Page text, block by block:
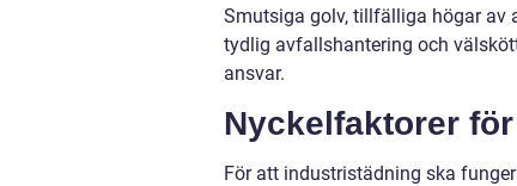
Smutsiga golv, tillfälliga högar av
tydlig avfallshantering och
ansvar.
Nyckelfaktorer
För att industristädning ska